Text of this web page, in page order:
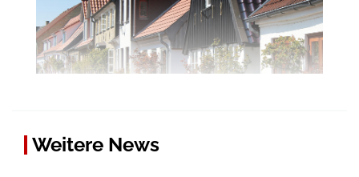
Weitere News